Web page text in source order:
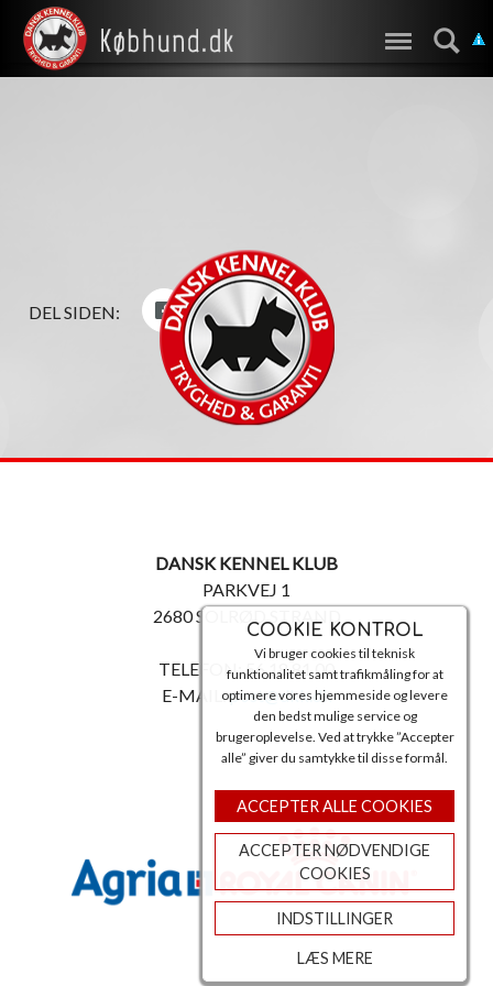
COOKIE KONTROL
Vi bruger cookies til teknisk
funktionalitet samt trafikmåling for at
optimere vores hjemmeside og levere
den bedst mulige service og
brugeroplevelse. Ved at trykke ”Accepter
alle” giver du samtykke til disse formål.
ACCEPTER ALLE COOKIES
ACCEPTER NØDVENDIGE
COOKIES
INDSTILLINGER
LÆS MERE
DEL SIDEN:
DANSK KENNEL KLUB
PARKVEJ 1
2680 SOLRØD STRAND
TELEFON: 56 18 81 00
E-MAIL:post@dkk.dk